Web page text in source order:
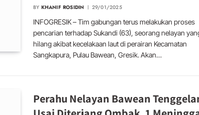
BY KHANIF ROSIDIN 29/01/2025
INFOGRESIK – Tim gabungan terus melakukan proses
pencarian terhadap Sukandi (63), seorang nelayan
hilang akibat kecelakaan laut di perairan Kecamatan
Sangkapura, Pulau Bawean, Gresik. Akan…
Perahu Nelayan Bawean